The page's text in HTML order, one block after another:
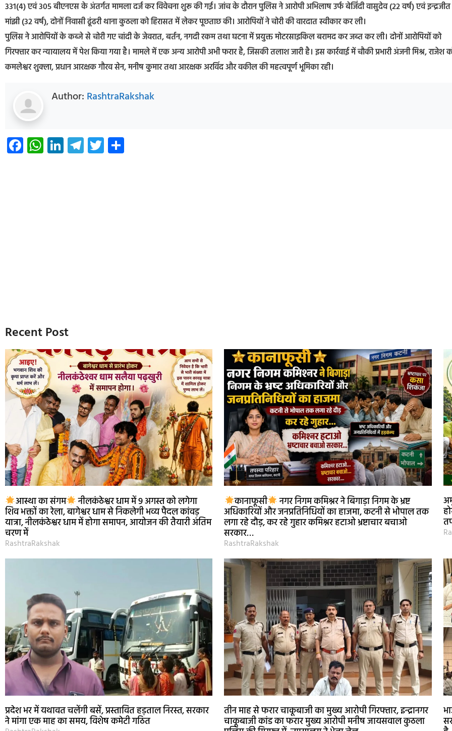
331(4) एवं 305 बीएनएस के अंतर्गत मामला दर्ज कर विवेचना शुरू की गई। जांच के दौरान पुलिस ने आरोपी अभिलाष उर्फ बेजिंदी वासुदेव (22 वर्ष) एवं इन्द्रजीत
मांझी (32 वर्ष), दोनों निवासी ढूंढरी थाना कुठला को हिरासत में लेकर पूछताछ की। आरोपियों ने चोरी की वारदात स्वीकार कर ली।
पुलिस ने आरोपियों के कब्जे से चोरी गए चांदी के जेवरात, बर्तन, नगदी रकम तथा घटना में प्रयुक्त मोटरसाइकिल बरामद कर जब्त कर ली। दोनों आरोपियों को
गिरफ्तार कर न्यायालय में पेश किया गया है। मामले में एक अन्य आरोपी अभी फरार है, जिसकी तलाश जारी है। इस कार्रवाई में चौकी प्रभारी अंजनी मिश्र, राजेश
कमलेश्वर शुक्ला, प्रधान आरक्षक गौरव सेन, मनीष कुमार तथा आरक्षक अरविंद और वकील की महत्वपूर्ण भूमिका रही।
Author: RashtraRakshak
Facebook
WhatsApp
LinkedIn
Telegram
Twitter
Recent Post
आस्था का संगम नीलकंठेश्वर धाम में 9 अगस्त को लगेगा
शिव भक्तों का रेला, बागेश्वर धाम से निकलेगी भव्य पैदल कांवड़
यात्रा, नीलकंठेश्वर धाम में होगा समापन, आयोजन की तैयारी अंतिम
चरण में
RashtraRakshak
कानाफूसी नगर निगम कमिश्नर ने बिगाड़ा निगम के भ्रष्ट
अधिकारियों और जनप्रतिनिधियों का हाजमा, कटनी से भोपाल तक
लगा रहे दौड़, कर रहे गुहार कमिश्नर हटाओ भ्रष्टाचार बचाओ
सरकार…
RashtraRakshak
प्रदेश भर में यथावत चलेंगी बसें, प्रस्तावित हड़ताल निरस्त, सरकार
ने मांगा एक माह का समय, विशेष कमेटी गठित
तीन माह से फरार चाकूबाजी का मुख्य आरोपी गिरफ्तार, इन्द्रानगर
चाकूबाजी कांड का फरार मुख्य आरोपी मनीष जायसवाल कुठला